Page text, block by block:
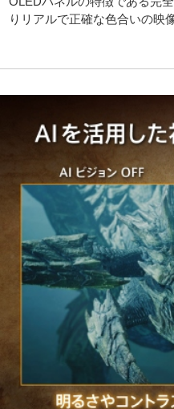
りリアルで正確な色合いの映